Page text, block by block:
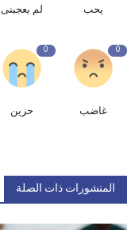
يحب لم يعجبنى
0
غاضب
0
حزين
المنشورات ذات الصلة